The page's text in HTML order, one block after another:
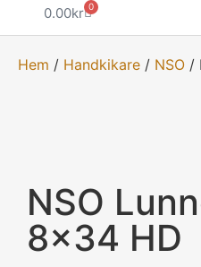
0.00kr 0
Hem / Handkikare / NSO /
NSO
8×34 HD